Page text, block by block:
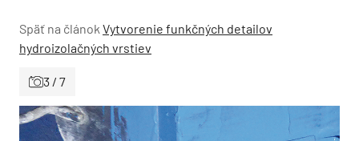
Späť na článok Vytvorenie funkčných detailov
hydroizolačných vrstiev
3 / 7